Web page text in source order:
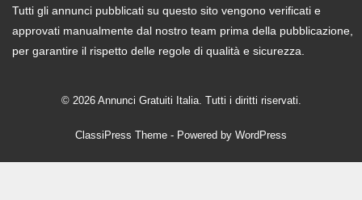
Tutti gli annunci pubblicati su questo sito vengono verificati e
approvati manualmente dal nostro team prima della pubblicazione,
per garantire il rispetto delle regole di qualità e sicurezza.
© 2026 Annunci Gratuiti Italia. Tutti i diritti riservati.
ClassiPress Theme - Powered by WordPress